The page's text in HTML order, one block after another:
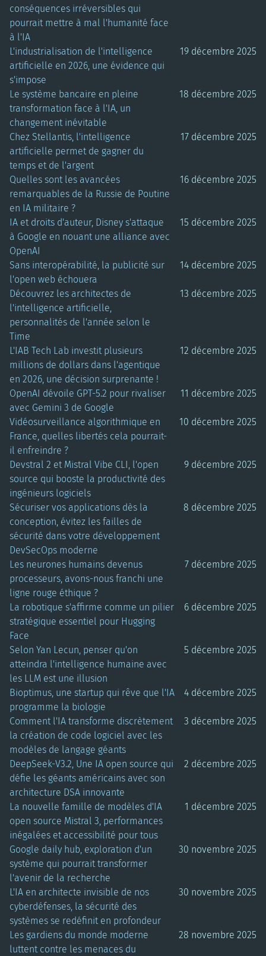
conséquences irréversibles qui
pourrait mettre à mal l'humanité face
à l'IA
L'industrialisation de l'intelligence
artificielle en 2026, une évidence qui
s'impose
19 décembre 2025
Le système bancaire en pleine
transformation face à l'IA, un
changement inévitable
18 décembre 2025
Chez Stellantis, l'intelligence
artificielle permet de gagner du
temps et de l'argent
17 décembre 2025
Quelles sont les avancées
remarquables de la Russie de Poutine
en IA militaire ?
16 décembre 2025
IA et droits d'auteur, Disney s'attaque
à Google en nouant une alliance avec
OpenAI
15 décembre 2025
Sans interopérabilité, la publicité sur
l'open web échouera
14 décembre 2025
Découvrez les architectes de
l'intelligence artificielle,
personnalités de l'année selon le
Time
13 décembre 2025
L'IAB Tech Lab investit plusieurs
millions de dollars dans l'agentique
en 2026, une décision surprenante !
12 décembre 2025
OpenAI dévoile GPT-5.2 pour rivaliser
avec Gemini 3 de Google
11 décembre 2025
Vidéosurveillance algorithmique en
France, quelles libertés cela pourrait-
il enfreindre ?
10 décembre 2025
Devstral 2 et Mistral Vibe CLI, l'open
source qui booste la productivité des
ingénieurs logiciels
9 décembre 2025
Sécuriser vos applications dès la
conception, évitez les failles de
sécurité dans votre développement
DevSecOps moderne
8 décembre 2025
Les neurones humains devenus
processeurs, avons-nous franchi une
ligne rouge éthique ?
7 décembre 2025
La robotique s'affirme comme un pilier
stratégique essentiel pour Hugging
Face
6 décembre 2025
Selon Yan Lecun, penser qu'on
atteindra l'intelligence humaine avec
les LLM est une illusion
5 décembre 2025
Bioptimus, une startup qui rêve que l'IA
programme la biologie
4 décembre 2025
Comment l'IA transforme discrètement
la création de code logiciel avec les
modèles de langage géants
3 décembre 2025
DeepSeek-V3.2, Une IA open source qui
défie les géants américains avec son
architecture DSA innovante
2 décembre 2025
La nouvelle famille de modèles d'IA
open source Mistral 3, performances
inégalées et accessibilité pour tous
1 décembre 2025
Google daily hub, exploration d'un
système qui pourrait transformer
l'avenir de la recherche
30 novembre 2025
L'IA en architecte invisible de nos
cyberdéfenses, la sécurité des
systèmes se redéfinit en profondeur
30 novembre 2025
Les gardiens du monde moderne
luttent contre les menaces du
28 novembre 2025